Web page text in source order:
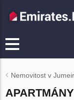
Nemovitost v